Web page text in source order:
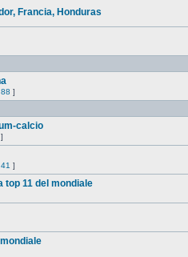
Francia, Honduras
88 ]
calcio
]
41 ]
top 11 del mondiale